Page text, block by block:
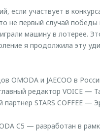
если участвует в
не первый случай
машину в лотерее.
я продолжила эту
OMODA и JAECOO в
редактор VOICE —
STARS COFFEE —
C5 — разработан в